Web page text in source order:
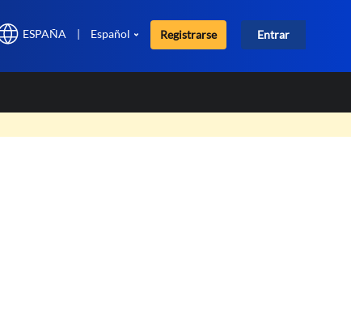
ESPAÑA | Español Registrarse Entrar